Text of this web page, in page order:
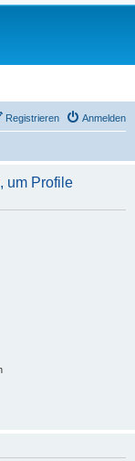
Anmelden
Registrieren
um Profile